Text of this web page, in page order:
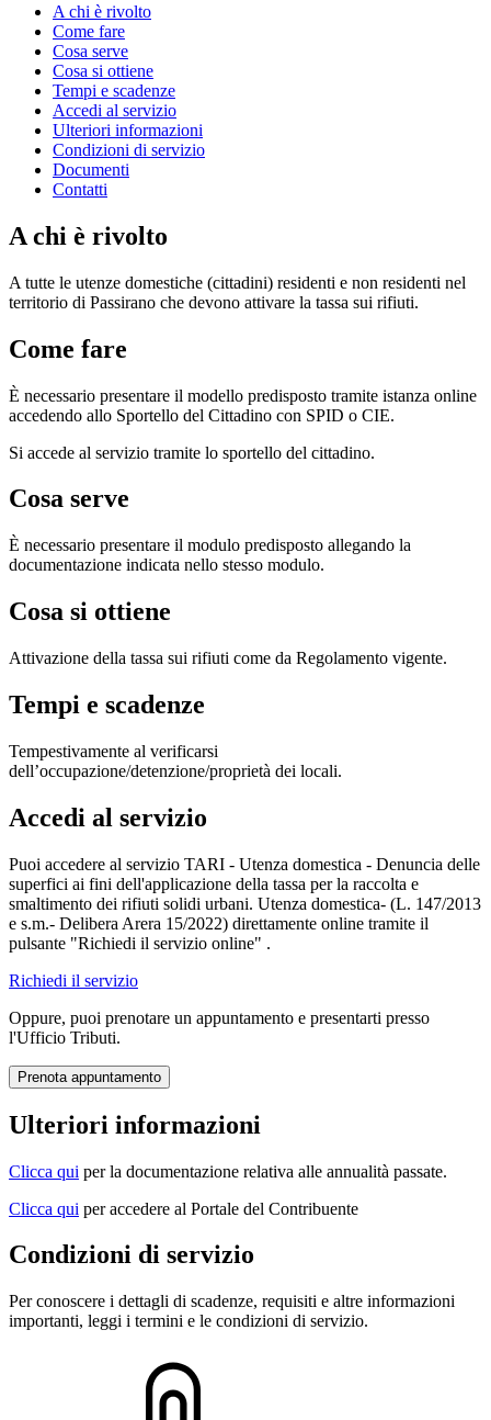
A chi è rivolto
Come fare
Cosa serve
Cosa si ottiene
Tempi e scadenze
Accedi al servizio
Ulteriori informazioni
Condizioni di servizio
Documenti
Contatti
A chi è rivolto
A tutte le utenze domestiche (cittadini) residenti e non residenti nel
territorio di Passirano che devono attivare la tassa sui rifiuti.
Come fare
È necessario presentare il modello predisposto tramite istanza online
accedendo allo Sportello del Cittadino con SPID o CIE.
Si accede al servizio tramite lo sportello del cittadino.
Cosa serve
È necessario presentare il modulo predisposto allegando la
documentazione indicata nello stesso modulo.
Cosa si ottiene
Attivazione della tassa sui rifiuti come da Regolamento vigente.
Tempi e scadenze
Tempestivamente al verificarsi
dell’occupazione/detenzione/proprietà dei locali.
Accedi al servizio
Puoi accedere al servizio TARI - Utenza domestica - Denuncia delle
superfici ai fini dell'applicazione della tassa per la raccolta e
smaltimento dei rifiuti solidi urbani. Utenza domestica- (L. 147/2013
e s.m.- Delibera Arera 15/2022) direttamente online tramite il
pulsante "Richiedi il servizio online" .
Richiedi il servizio
Oppure, puoi prenotare un appuntamento e presentarti presso
l'Ufficio Tributi.
Prenota appuntamento
Ulteriori informazioni
Clicca qui per la documentazione relativa alle annualità passate.
Clicca qui per accedere al Portale del Contribuente
Condizioni di servizio
Per conoscere i dettagli di scadenze, requisiti e altre informazioni
importanti, leggi i termini e le condizioni di servizio.